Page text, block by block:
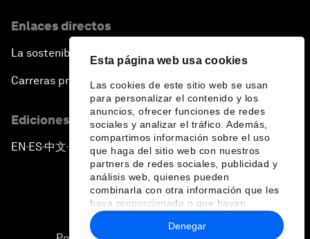
Esta página web usa cookies
Las cookies de este sitio web se usan
para personalizar el contenido y los
anuncios, ofrecer funciones de redes
sociales y analizar el tráfico. Además,
compartimos información sobre el uso
que haga del sitio web con nuestros
partners de redes sociales, publicidad y
análisis web, quienes pueden
combinarla con otra información que les
haya proporcionado o que hayan
recopilado a partir del uso que haya
hecho de sus servicios.
Denegar
Enlaces directos
La sostenibilidad en el Foro
Carreras profesionales
Ediciones en otros idiomas
EN ▪ ES▪中文▪ 日本語